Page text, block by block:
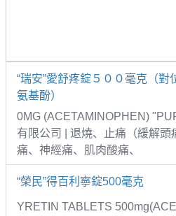
“瑞安”愛舒疼錠５００毫克（對
氨基酚）
0MG (ACETAMINOPHEN)
有限公司 | 退燒、止痛（緩解
痛、神經痛、肌肉酸痛、
“榮民”得百利寧錠500毫克
YRETIN TABLETS